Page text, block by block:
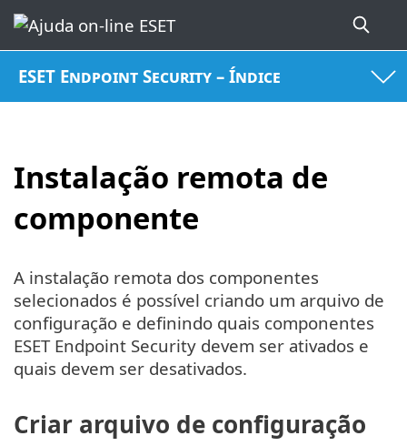
ESET Endpoint Security – Índice
Instalação remota de
componente
A instalação remota dos componentes
selecionados é possível criando um arquivo de
configuração e definindo quais componentes
ESET Endpoint Security devem ser ativados e
quais devem ser desativados.
Criar arquivo de configuração